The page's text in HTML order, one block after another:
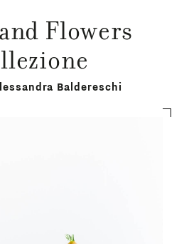
Flowers
Baldereschi